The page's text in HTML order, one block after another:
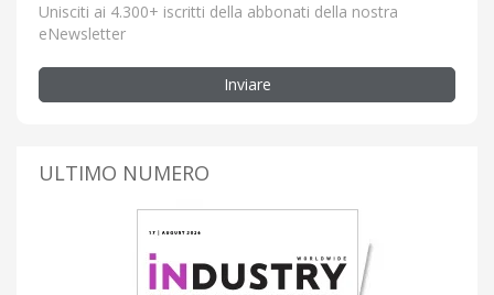
Unisciti ai 4.300+ iscritti della abbonati della nostra
eNewsletter
Inviare
ULTIMO NUMERO